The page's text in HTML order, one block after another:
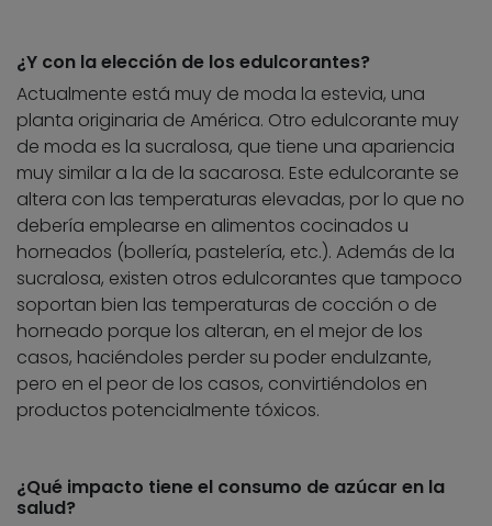
¿Y con la elección de los edulcorantes?
Actualmente está muy de moda la estevia, una
planta originaria de América. Otro edulcorante muy
de moda es la sucralosa, que tiene una apariencia
muy similar a la de la sacarosa. Este edulcorante se
altera con las temperaturas elevadas, por lo que no
debería emplearse en alimentos cocinados u
horneados (bollería, pastelería, etc.). Además de la
sucralosa, existen otros edulcorantes que tampoco
soportan bien las temperaturas de cocción o de
horneado porque los alteran, en el mejor de los
casos, haciéndoles perder su poder endulzante,
pero en el peor de los casos, convirtiéndolos en
productos potencialmente tóxicos.
¿Qué impacto tiene el consumo de azúcar en la
salud?